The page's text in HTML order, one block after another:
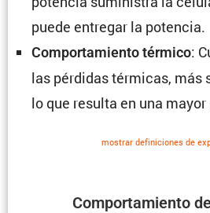
Compor­ta­miento
puede entregar la potencia.
Compor­ta­miento térmico:
las pérdidas térmicas, más
lo que resulta en una
mostrar defini­ciones de